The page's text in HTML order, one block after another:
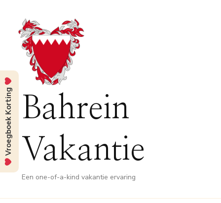
Bahrein
Vakantie
Een one-of-a-kind vakantie ervaring
Vroegboek Korting